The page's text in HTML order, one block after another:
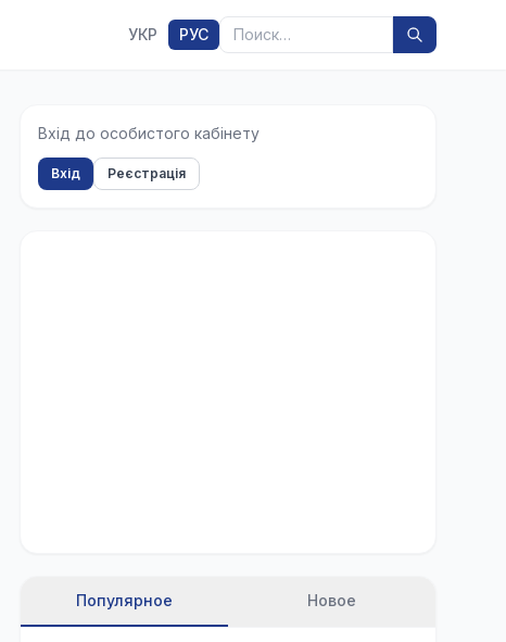
УКР РУС Поиск
Вхід до особистого кабінету
Вхід Реєстрація
Популярное Новое